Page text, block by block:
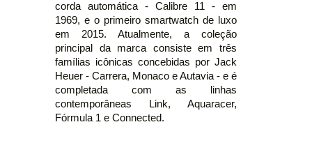
corda automática - Calibre 11 - em
1969, e o primeiro smartwatch de luxo
em 2015. Atualmente, a coleção
principal da marca consiste em três
famílias icônicas concebidas por Jack
Heuer - Carrera, Monaco e Autavia - e é
completada com as linhas
contemporâneas Link, Aquaracer,
Fórmula 1 e Connected.